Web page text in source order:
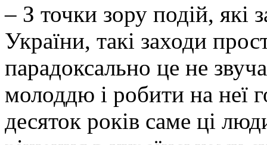
– З точки зору подій, які
України, такі заходи
парадоксально це не
молоддю і робити на неї
десяток років саме ці